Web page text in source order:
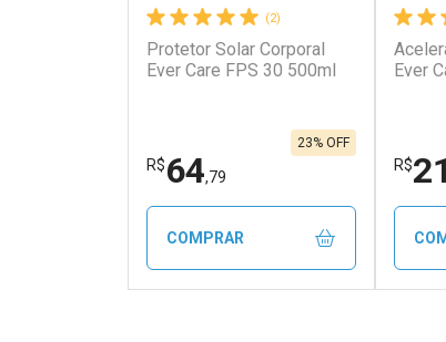
(2)
Protetor Solar Corporal
Ever Care FPS 30 500ml
R$64,79
23% OFF
COMPRAR
Ever
R$21